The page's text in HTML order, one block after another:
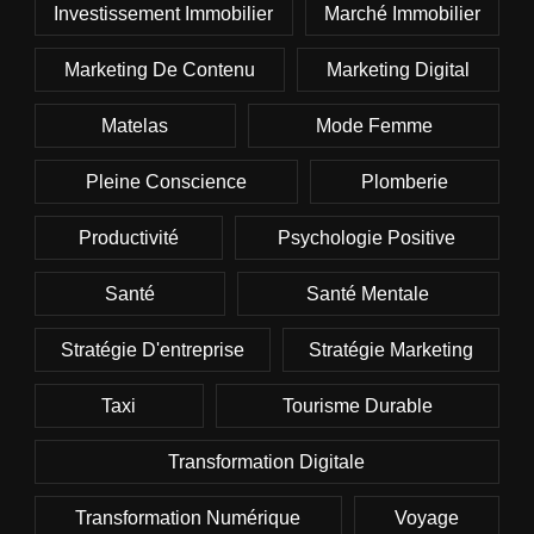
Investissement Immobilier Marché Immobilier
Marketing De Contenu Marketing Digital
Matelas Mode Femme
Pleine Conscience Plomberie
Productivité Psychologie Positive
Santé Santé Mentale
Stratégie D'entreprise Stratégie Marketing
Taxi Tourisme Durable
Transformation Digitale
Transformation Numérique Voyage